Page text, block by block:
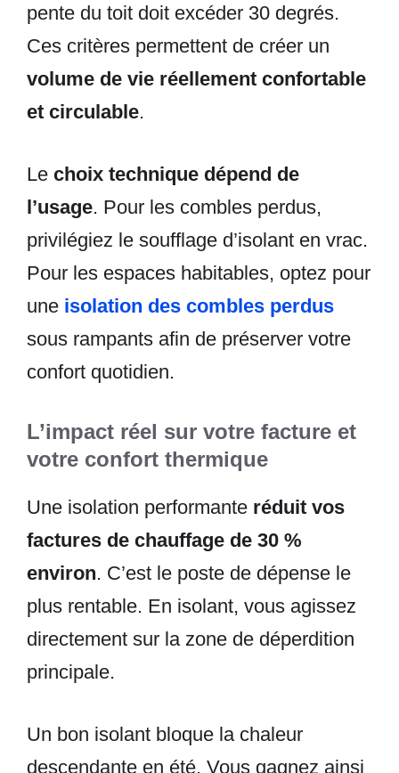
pente du toit doit excéder 30 degrés.
Ces critères permettent de créer un
volume de vie réellement confortable
et circulable.
Le choix technique dépend de
l’usage. Pour les combles perdus,
privilégiez le soufflage d’isolant en vrac.
Pour les espaces habitables, optez pour
une isolation des combles perdus
sous rampants afin de préserver votre
confort quotidien.
L’impact réel sur votre facture et
votre confort thermique
Une isolation performante réduit vos
factures de chauffage de 30 %
environ. C’est le poste de dépense le
plus rentable. En isolant, vous agissez
directement sur la zone de déperdition
principale.
Un bon isolant bloque la chaleur
descendante en été. Vous gagnez ainsi